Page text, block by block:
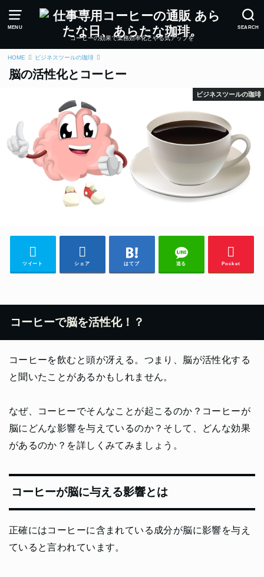
MENU SEARCH
コーヒーの効果で業務効率化とやる気アップを
HOME ビジネスツールの珈琲
脳の活性化とコーヒー
ビジネスツールの珈琲
ツイート シェア はてブ 送る Pocket
コーヒーで脳を活性化！？
コーヒーを飲むと頭が冴える。つまり、脳が活性化する
と聞いたことがあるかもしれません。
なぜ、コーヒーでそんなことが起こるのか？コーヒーが
脳にどんな影響を与えているのか？そして、どんな効果
があるのか？を詳しくみてみましょう。
コーヒーが脳に与える影響とは
正確にはコーヒーに含まれている成分が脳に影響を与え
ていると言われています。